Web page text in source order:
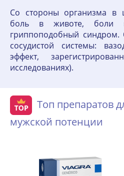
Со стороны организма в
боль в животе, боли
гриппоподобный синдром.
сосудистой системы:
эффект,
исследованиях).
Топ препаратов
мужской потенции